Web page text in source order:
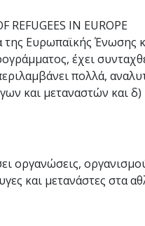
REFUGEES IN EUROPE
της Ευρωπαϊκής
έχει
πολλά,
και μεταναστών και
οργανώσεις,
και μετανάστες στα